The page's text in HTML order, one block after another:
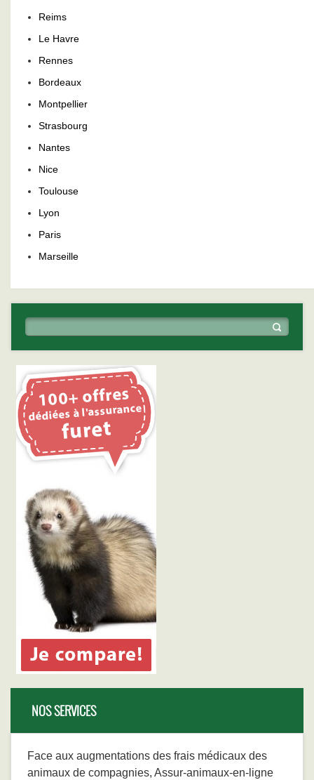
Reims
Le Havre
Rennes
Bordeaux
Montpellier
Strasbourg
Nantes
Nice
Toulouse
Lyon
Paris
Marseille
NOS SERVICES
Face aux augmentations des frais médicaux des
animaux de compagnies, Assur-animaux-en-ligne